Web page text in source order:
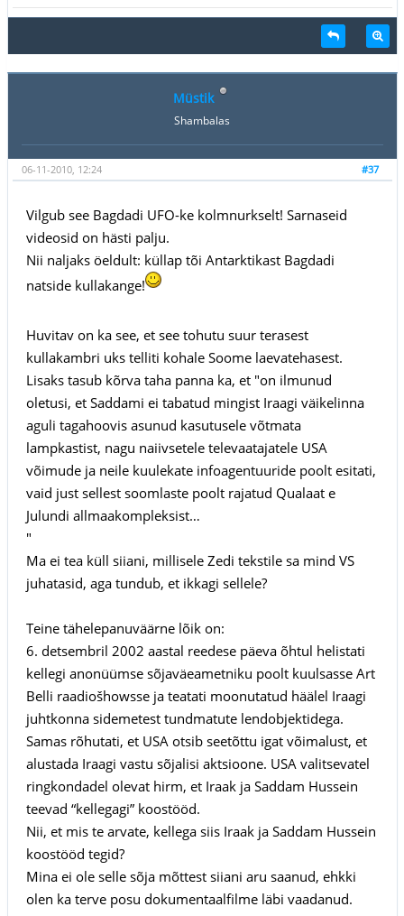
Müstik
Shambalas
#37
06-11-2010, 12:24
Vilgub see Bagdadi UFO-ke kolmnurkselt! Sarnaseid
videosid on hästi palju.
Nii naljaks öeldult: küllap tõi Antarktikast Bagdadi
natside kullakange!
Huvitav on ka see, et see tohutu suur terasest
kullakambri uks telliti kohale Soome laevatehasest.
Lisaks tasub kõrva taha panna ka, et "on ilmunud
oletusi, et Saddami ei tabatud mingist Iraagi väikelinna
aguli tagahoovis asunud kasutusele võtmata
lampkastist, nagu naiivsetele televaatajatele USA
võimude ja neile kuulekate infoagentuuride poolt esitati,
vaid just sellest soomlaste poolt rajatud Qualaat e
Julundi allmaakompleksist…
"
Ma ei tea küll siiani, millisele Zedi tekstile sa mind VS
juhatasid, aga tundub, et ikkagi sellele?
Teine tähelepanuväärne lõik on:
6. detsembril 2002 aastal reedese päeva õhtul helistati
kellegi anonüümse sõjaväeametniku poolt kuulsasse Art
Belli raadiošhowsse ja teatati moonutatud häälel Iraagi
juhtkonna sidemetest tundmatute lendobjektidega.
Samas rõhutati, et USA otsib seetõttu igat võimalust, et
alustada Iraagi vastu sõjalisi aktsioone. USA valitsevatel
ringkondadel olevat hirm, et Iraak ja Saddam Hussein
teevad “kellegagi” koostööd.
Nii, et mis te arvate, kellega siis Iraak ja Saddam Hussein
koostööd tegid?
Mina ei ole selle sõja mõttest siiani aru saanud, ehkki
olen ka terve posu dokumentaalfilme läbi vaadanud.